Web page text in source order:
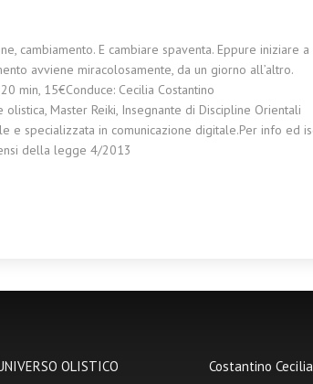
cambiamento. E cambiare spaventa. Eppure iniziare
avviene miracolosamente, da un giorno all’altro.
min, 15€Conduce: Cecilia Costantino
Master Reiki, Insegnante di Discipline Orientali
e specializzata in comunicazione digitale.Per info ed
della legge 4/2013
OLISTICO Costantino Cecilia